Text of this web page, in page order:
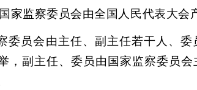
家监察委员会由全国人民代表大会
委员会由主任、副主任若干人、
，副主任、委员由国家监察委员